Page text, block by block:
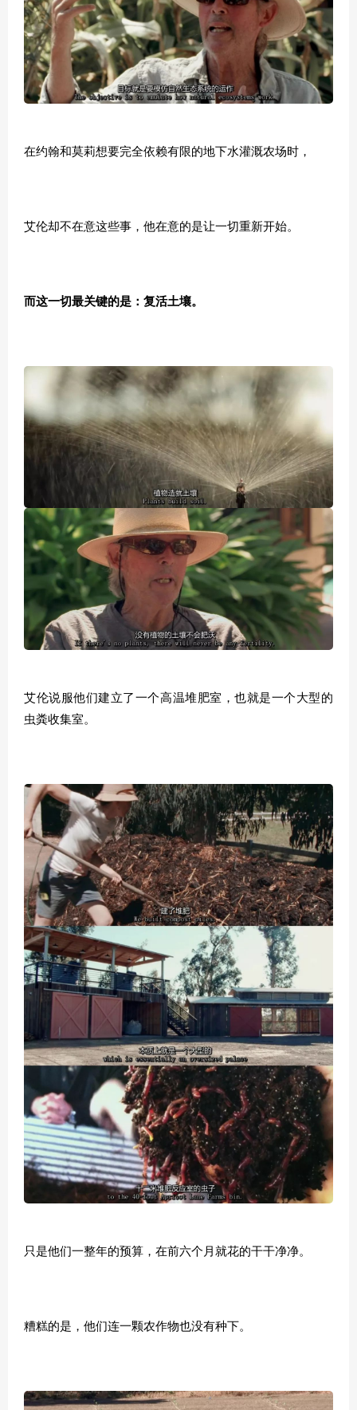
在约翰和莫莉想要完全依赖有限的地下水灌溉农场时，
艾伦却不在意这些事，他在意的是让一切重新开始。
而这一切最关键的是： 复活土壤。
艾伦说服他们建立了一个高温堆肥室，也就是一个大型的
虫粪收集室。
只是他们一整年的预算，在前六个月就花的干干净净。
糟糕的是，他们连一颗农作物也没有种下。